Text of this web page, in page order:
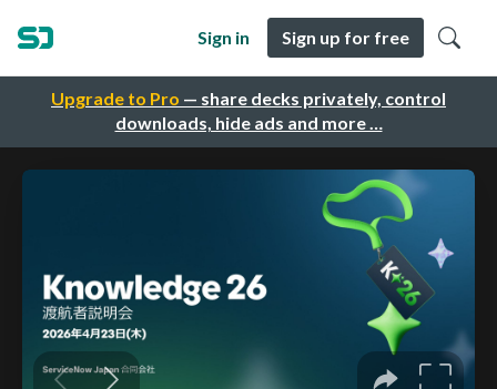
Upgrade to Pro — share decks privately, control
downloads, hide ads and more …
Sign in Sign up for free